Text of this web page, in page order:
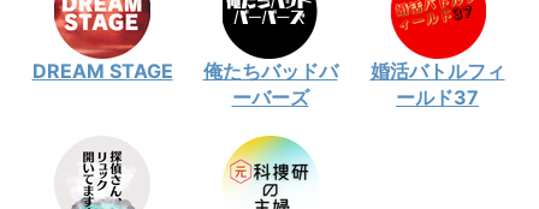
DREAM STAGE
俺たちバッドバ
ーバーズ
婚活バトルフィ
ールド37